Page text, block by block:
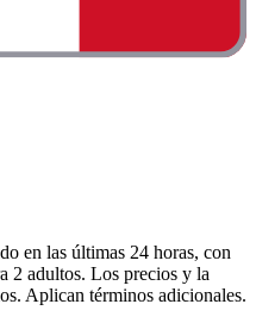
en las últimas 24 horas, con
2 adultos. Los precios y la
Aplican términos adicionales.